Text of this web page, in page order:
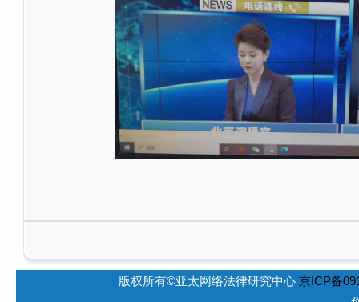
版权所有©亚太网络法律研究中心 京ICP备